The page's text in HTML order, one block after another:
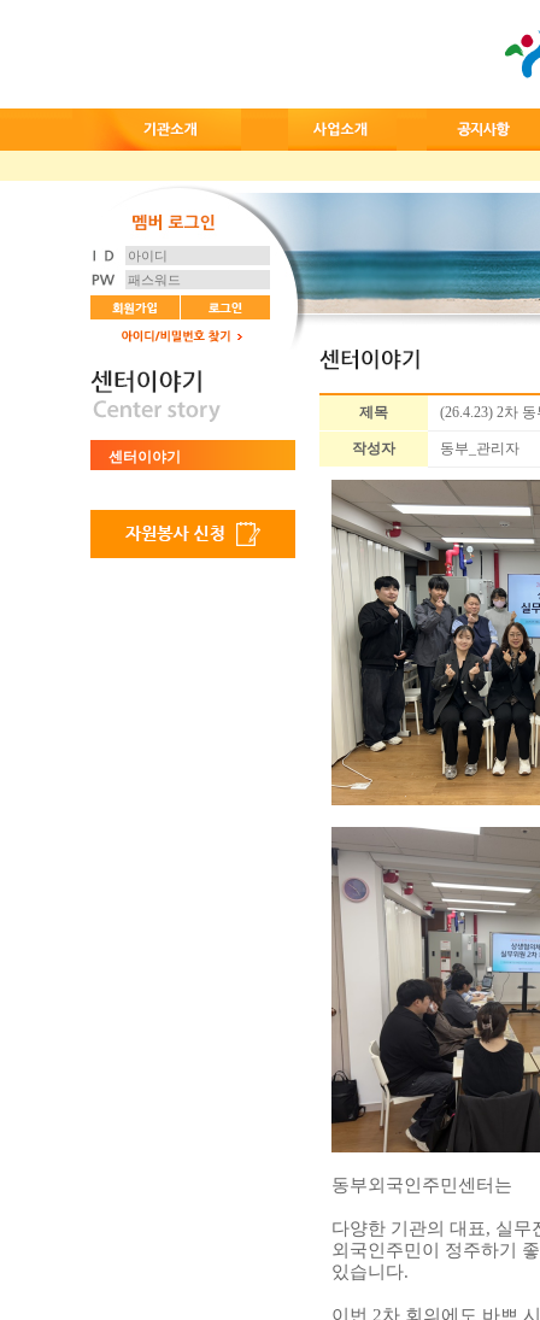
센터이야기
제목 (26.4.23) 2차
작성자 동부_관리자
동부외국인주민센터는
다양한 기관의 대표, 실
외국인주민이 정주하기
있습니다.
이번 2차 회의에도 바쁘